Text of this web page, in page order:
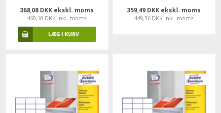
368,08 DKK ekskl. moms
460,10 DKK Inkl. moms
359,49 DKK ekskl. moms
449,36 DKK Inkl. moms